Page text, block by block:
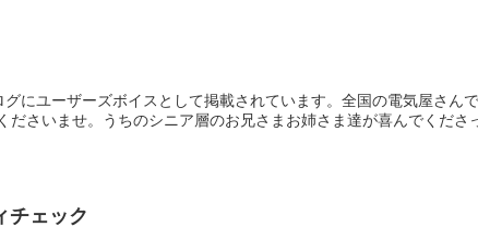
にユーザーズボイスとして掲載されています。全国の電気屋さん
ださいませ。うちのシニア層のお兄さまお姉さま達が喜んでくださ
チェック